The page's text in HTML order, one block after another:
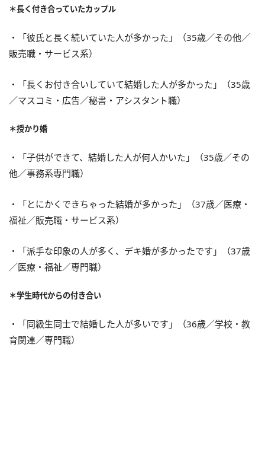
＊長く付き合っていたカップル
・「彼氏と長く続いていた人が多かった」（35歳／その他／
販売職・サービス系）
・「長くお付き合いしていて結婚した人が多かった」（35歳
／マスコミ・広告／秘書・アシスタント職）
＊授かり婚
・「子供ができて、結婚した人が何人かいた」（35歳／その
他／事務系専門職）
・「とにかくできちゃった結婚が多かった」（37歳／医療・
福祉／販売職・サービス系）
・「派手な印象の人が多く、デキ婚が多かったです」（37歳
／医療・福祉／専門職）
＊学生時代からの付き合い
・「同級生同士で結婚した人が多いです」（36歳／学校・教
育関連／専門職）